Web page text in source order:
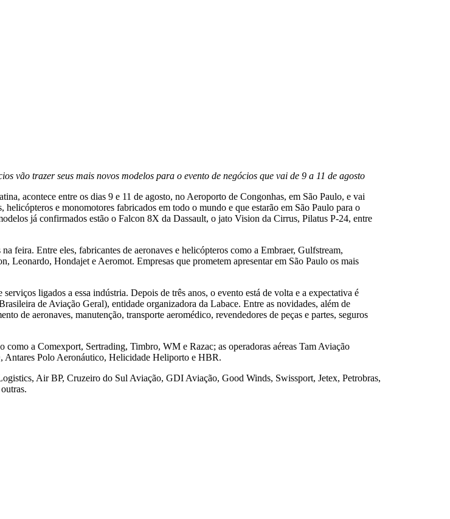
vão trazer seus mais novos modelos para o evento de negócios que vai de 9 a 11 de agosto
acontece entre os dias 9 e 11 de agosto, no Aeroporto de Congonhas, em São Paulo, e vai
e monomotores fabricados em todo o mundo e que estarão em São Paulo para o
já confirmados estão o Falcon 8X da Dassault, o jato Vision da Cirrus, Pilatus P-24, entre
feira. Entre eles, fabricantes de aeronaves e helicópteros como a Embraer, Gulfstream,
Hondajet e Aeromot. Empresas que prometem apresentar em São Paulo os mais
ligados a essa indústria. Depois de três anos, o evento está de volta e a expectativa é
de Aviação Geral), entidade organizadora da Labace. Entre as novidades, além de
de aeronaves, manutenção, transporte aeromédico, revendedores de peças e partes, seguros
como a Comexport, Sertrading, Timbro, WM e Razac; as operadoras aéreas Tam Aviação
Polo Aeronáutico, Helicidade Heliporto e HBR.
Air BP, Cruzeiro do Sul Aviação, GDI Aviação, Good Winds, Swissport, Jetex, Petrobras,